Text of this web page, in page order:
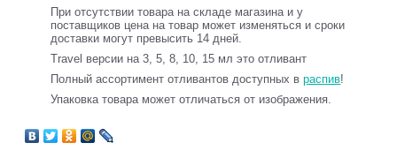
При отсутствии товара на складе магазина и у
поставщиков цена на товар может изменяться и сроки
доставки могут превысить 14 дней.
Travel версии на 3, 5, 8, 10, 15 мл это отливант
Полный ассортимент отливантов доступных враспив!
Упаковка товара может отличаться от изображения.